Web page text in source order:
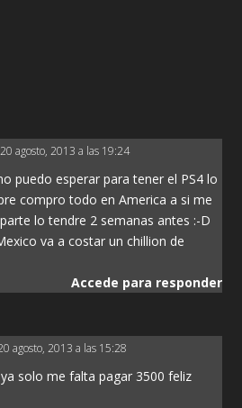
agosto, 2013 a las 19:24
puedo esperar para tener el PS4 lo
compro todo en America a si me
lo tendre 2 semanas antes :-D
va a costar un chillion de
Accede para responder
agosto, 2013 a las 15:28
solo me falta pagar 3500 feliz